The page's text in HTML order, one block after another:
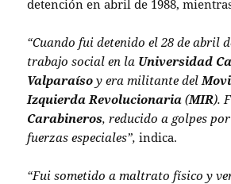
detención en abril de 1988,
“Cuando fui detenido el 28 de abril
trabajo social en la Universidad
Valparaíso y era militante del
Izquierda Revolucionaria (MIR).
Carabineros, reducido a golpes
fuerzas especiales”, indica.
“Fui sometido a maltrato físico y